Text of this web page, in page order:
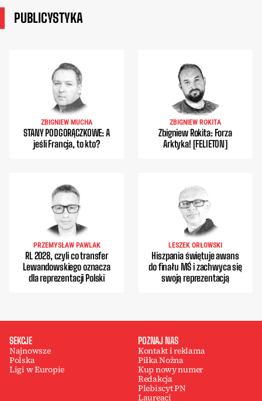
PUBLICYSTYKA
ZBIGNIEW MUCHA
STANY PODGORĄCZKOWE: A
jeśli Francja, to kto?
ZBIGNIEW ROKITA
Zbigniew Rokita: Forza
Arktyka! [FELIETON]
PRZEMYSŁAW PAWLAK
RL 2028, czyli co transfer
Lewandowskiego oznacza
dla reprezentacji Polski
LESZEK ORŁOWSKI
Hiszpania świętuje awans
do finału MŚ i zachwyca się
swoją reprezentacją
SEKCJE
Najnowsze
Polska
Ligi w Europie
POZNAJ NAS
Kontakt i reklama
Piłka Nożna
Kup nowy numer
Redakcja
Plebiscyt PN
Laureaci